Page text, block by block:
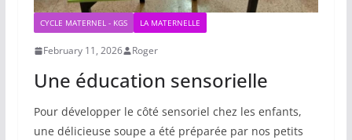
CYCLE MATERNEL - KGS LA MATERNELLE
February 11, 2026 Roger
Une éducation sensorielle
Pour développer le côté sensoriel chez les enfants,
une délicieuse soupe a été préparée par nos petits